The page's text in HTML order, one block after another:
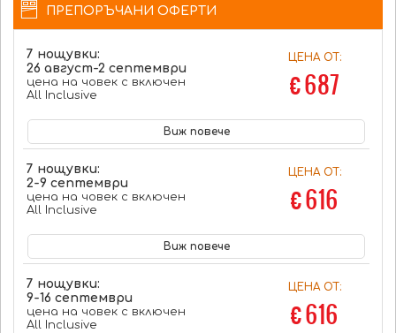
ПРЕПОРЪЧАНИ ОФЕРТИ
7 нощувки:
26 август-2 септември
цена на човек с включен
All Inclusive
ЦЕНА ОТ:
€ 687
Виж повече
7 нощувки:
2-9 септември
цена на човек с включен
All Inclusive
ЦЕНА ОТ:
€ 616
Виж повече
7 нощувки:
9-16 септември
цена на човек с включен
All Inclusive
ЦЕНА ОТ:
€ 616